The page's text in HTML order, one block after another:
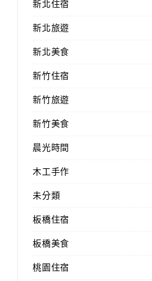
新北住宿
新北旅遊
新北美食
新竹住宿
新竹旅遊
新竹美食
晨光時間
木工手作
未分類
板橋住宿
板橋美食
桃園住宿